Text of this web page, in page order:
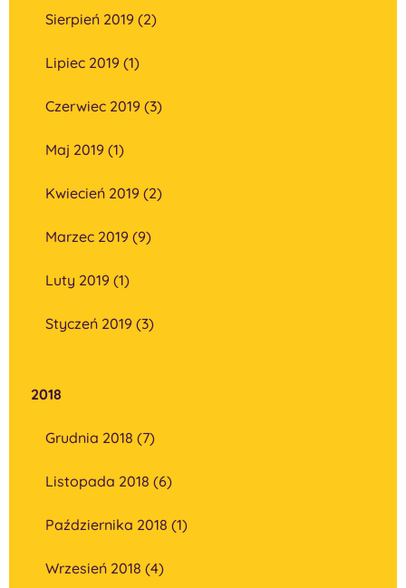
Sierpień 2019 (2)
Lipiec 2019 (1)
Czerwiec 2019 (3)
Maj 2019 (1)
Kwiecień 2019 (2)
Marzec 2019 (9)
Luty 2019 (1)
Styczeń 2019 (3)
2018
Grudnia 2018 (7)
Listopada 2018 (6)
Października 2018 (1)
Wrzesień 2018 (4)